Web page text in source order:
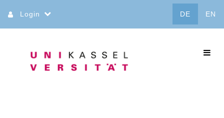
zum
Inhalt
Login DE EN